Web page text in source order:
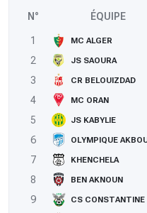
N° ÉQUIPE
1 MC ALGER
2
JS SAOURA
3
CR BELOUIZDAD
4
MC ORAN
5
JS KABYLIE
6
OLYMPIQUE
7
KHENCHELA
8
BEN AKNOUN
9
CS CONSTANTINE